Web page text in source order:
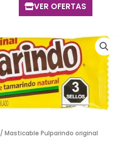
VER OFERTAS
/ Masticable Pulparindo original